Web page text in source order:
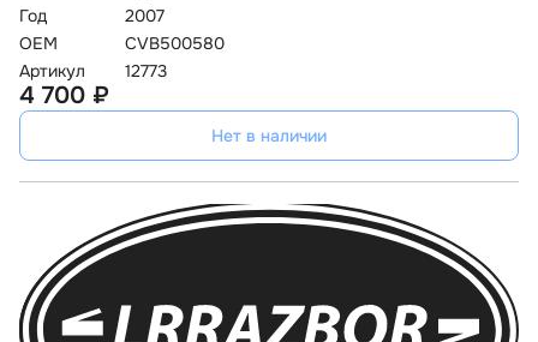
Год
2007
OEM
CVB500580
Артикул
12773
4 700 ₽
Нет в наличии